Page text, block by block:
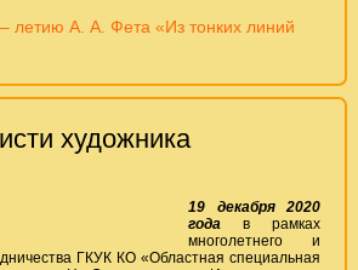
летию А. А. Фета «Из тонких линий
художника
19 декабря 2020
года
в рамках
многолетнего и
ГКУК КО «Областная специальная